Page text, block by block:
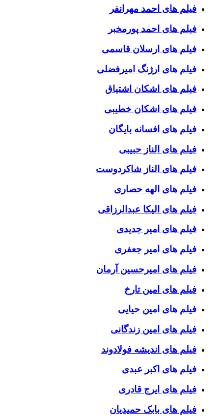
فیلم های احمد مهرانفر
فیلم های احمد پورمخبر
فیلم های ارسلان قاسمی
فیلم های ارژنگ امیرفضلی
فیلم های اشکان اشتیاق
فیلم های اشکان خطیبی
فیلم های افسانه بایگان
فیلم های الناز حبیبی
فیلم های الناز شاکردوست
فیلم های الهه حصاری
فیلم های الیکا عبدالرزاقی
فیلم های امیر جدیدی
فیلم های امیر جعفری
فیلم های امیرحسین آرمان
فیلم های امین تارخ
فیلم های امین حیایی
فیلم های امین زندگانی
فیلم های اندیشه فولادوند
فیلم های اکبر عبدی
فیلم های ایرج قادری
فیلم های بابک حمیدیان